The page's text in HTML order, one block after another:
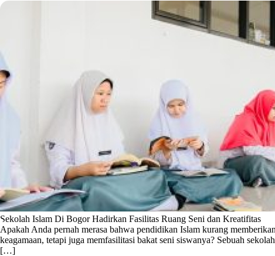
Sekolah Islam Di Bogor Hadirkan Fasilitas Ruang Seni dan Kreatifitas
Apakah Anda pernah merasa bahwa pendidikan Islam kurang
keagamaan, tetapi juga memfasilitasi bakat seni siswanya? Sebuah
[…]